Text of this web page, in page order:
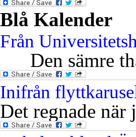
Blå Kalender
Från
Den sämre
Inifrån
Det regnade